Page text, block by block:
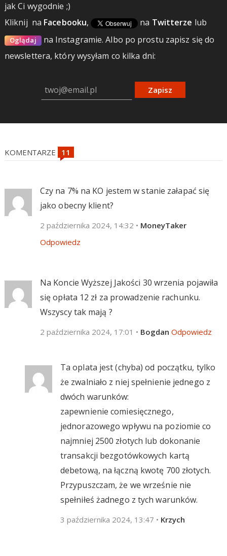
jak Ci wygodnie ;)
Kliknij na Facebooku, na Twitterze lub
Oglądaj na Instagramie.Albo po prostu zapisz się do
newslettera, który wysyłam co kilka dni:
Zapisz
KOMENTARZE
Czy na 7% na KO jestem w stanie załapać się
jako obecny klient?
2 października 2024, 14:32 • MoneyTaker
Odpowiedz
Na Koncie Wyższej Jakości 30 wrzenia pojawiła
się opłata 12 zł za prowadzenie rachunku.
Wszyscy tak mają ?
2 października 2024, 17:01 • Bogdan Odpowiedz
Ta oplata jest (chyba) od początku, tylko
że zwalniało z niej spełnienie jednego z
dwóch warunków:
zapewnienie comiesięcznego,
jednorazowego wpływu na poziomie co
najmniej 2500 złotych lub dokonanie
transakcji bezgotówkowych kartą
debetową, na łączną kwotę 700 złotych.
Przypuszczam, że we wrześnie nie
spełniłeś żadnego z tych warunków.
3 października 2024, 13:47 • Krzych